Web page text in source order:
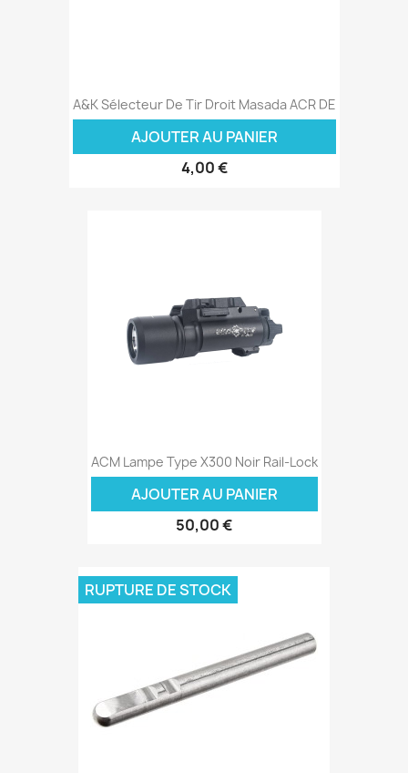
A&K Sélecteur De Tir Droit Masada ACR DE
AJOUTER AU PANIER
4,00 €
ACM Lampe Type X300 Noir Rail-Lock
AJOUTER AU PANIER
50,00 €
RUPTURE DE STOCK